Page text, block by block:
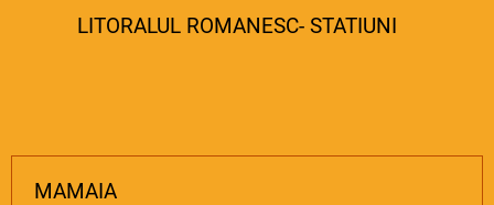
LITORALUL ROMANESC- STATIUNI
MAMAIA